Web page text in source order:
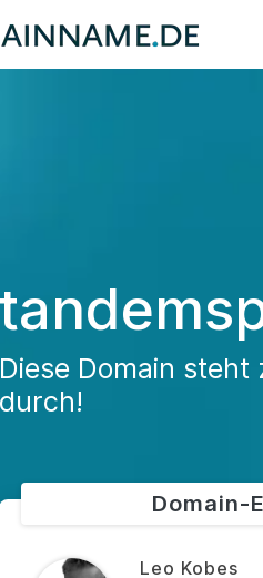
Diese Domain
durch!
Domain-
Leo Kobes